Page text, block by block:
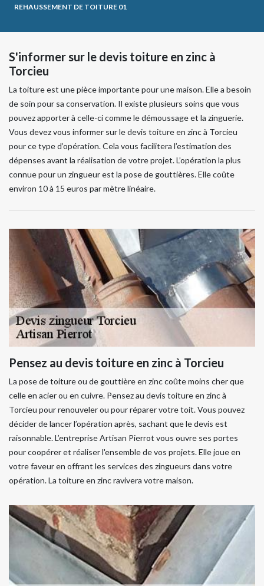
REHAUSSEMENT DE TOITURE 01
S'informer sur le devis toiture en zinc à
Torcieu
La toiture est une pièce importante pour une maison. Elle a besoin
de soin pour sa conservation. Il existe plusieurs soins que vous
pouvez apporter à celle-ci comme le démoussage et la zinguerie.
Vous devez vous informer sur le devis toiture en zinc à Torcieu
pour ce type d’opération. Cela vous facilitera l’estimation des
dépenses avant la réalisation de votre projet. L’opération la plus
connue pour un zingueur est la pose de gouttières. Elle coûte
environ 10 à 15 euros par mètre linéaire.
Pensez au devis toiture en zinc à Torcieu
La pose de toiture ou de gouttière en zinc coûte moins cher que
celle en acier ou en cuivre. Pensez au devis toiture en zinc à
Torcieu pour renouveler ou pour réparer votre toit. Vous pouvez
décider de lancer l’opération après, sachant que le devis est
raisonnable. L’entreprise Artisan Pierrot vous ouvre ses portes
pour coopérer et réaliser l'ensemble de vos projets. Elle joue en
votre faveur en offrant les services des zingueurs dans votre
opération. La toiture en zinc ravivera votre maison.